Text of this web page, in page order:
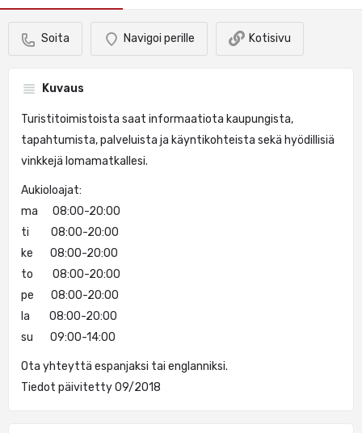
Soita Navigoi perille Kotisivu
Kuvaus
Turistitoimistoista saat informaatiota kaupungista,
tapahtumista, palveluista ja käyntikohteista sekä hyödillisiä
vinkkejä lomamatkallesi.
Aukioloajat:
ma 08:00-20:00
ti 08:00-20:00
ke 08:00-20:00
to 08:00-20:00
pe 08:00-20:00
la 08:00-20:00
su 09:00-14:00
Ota yhteyttä espanjaksi tai englanniksi.
Tiedot päivitetty 09/2018